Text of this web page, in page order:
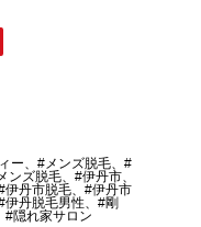
ー、#メンズ脱毛、#
ズ脱毛、#伊丹市、
伊丹市脱毛、#伊丹市
丹脱毛男性、#剛
#隠れ家サロン